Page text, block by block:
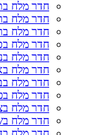
חדר מלח
חדר מלח
חדר מלח
חדר מלח
חדר מלח
חדר מלח
חדר מלח
חדר מלח
חדר מלח
חדר מלח